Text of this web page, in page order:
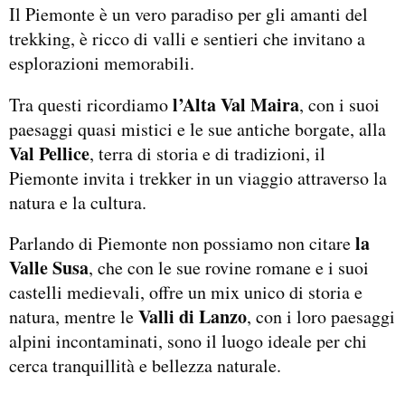
Il Piemonte è un vero paradiso per gli amanti del
trekking, è ricco di valli e sentieri che invitano a
esplorazioni memorabili.
Tra questi ricordiamol’Alta Val Maira, con i suoi
paesaggi quasi mistici e le sue antiche borgate, alla
Val Pellice, terra di storia e di tradizioni, il
Piemonte invita i trekker in un viaggio attraverso la
natura e la cultura.
Parlando di Piemonte non possiamo non citarela
Valle Susa, che con le sue rovine romane e i suoi
castelli medievali, offre un mix unico di storia e
natura, mentre leValli di Lanzo, con i loro paesaggi
alpini incontaminati, sono il luogo ideale per chi
cerca tranquillità e bellezza naturale.